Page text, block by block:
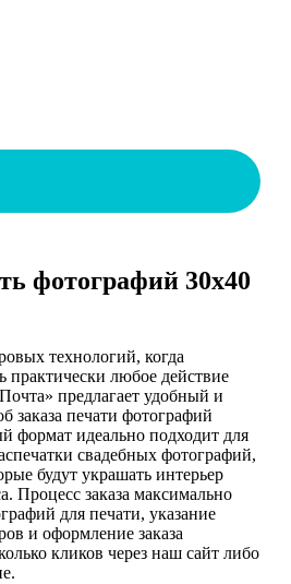
фотографий 30х40
технологий, когда
практически любое действие
предлагает удобный и
заказа печати фотографий
формат идеально подходит для
свадебных фотографий,
будут украшать интерьер
Процесс заказа максимально
для печати, указание
и оформление заказа
кликов через наш сайт либо